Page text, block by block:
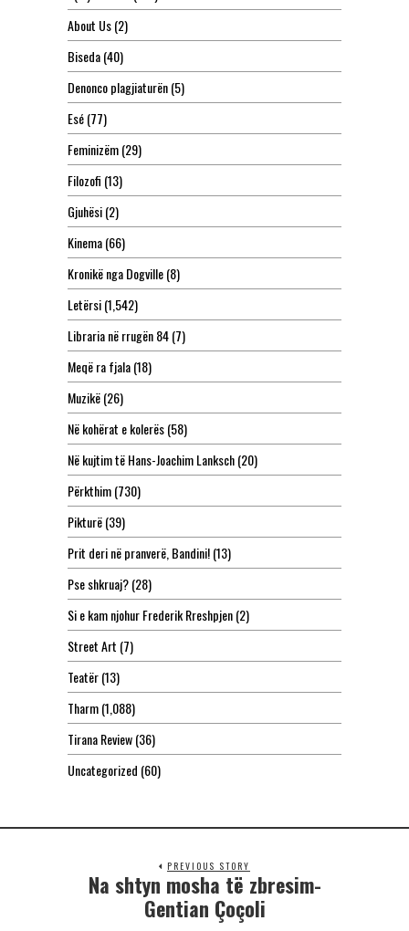
About Us(2)
Biseda(40)
Denonco plagjiaturën(5)
Esé(77)
Feminizëm(29)
Filozofi (13)
Gjuhësi(2)
Kinema(66)
Kronikë nga Dogville(8)
Letërsi(1,542)
Libraria në rrugën 84(7)
Meqë ra fjala(18)
Muzikë(26)
Në kohërat e kolerës(58)
Në kujtim të Hans-Joachim Lanksch(20)
Përkthim(730)
Pikturë(39)
Prit deri në pranverë, Bandini!(13)
Pse shkruaj?(28)
Si e kam njohur Frederik Rreshpjen(2)
Street Art (7)
Teatër(13)
Tharm(1,088)
Tirana Review(36)
Uncategorized (60)
PREVIOUS STORY
Na shtyn mosha të zbresim-
Gentian Çoçoli